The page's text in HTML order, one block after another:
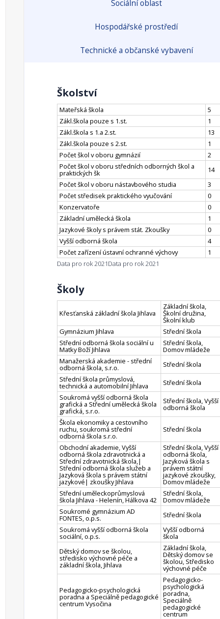
Sociální oblast
Hospodářské prostředí
Technické a občanské vybavení
Školství
Mateřská škola
5
Zákl.škola pouze s 1.st.
1
Zákl.škola s 1.a 2.st.
13
Zákl.škola pouze s 2.st.
1
Počet škol v oboru gymnázií
2
Počet škol v oboru středních odborných škol a
praktických šk
14
Počet škol v oboru nástavbového studia
3
Počet středisek praktického vyučování
0
Konzervatoře
0
Základní umělecká škola
1
Jazykové školy s právem stát. Zkoušky
0
Vyšší odborná škola
4
Počet zařízení ústavní ochranné výchovy
1
Data pro rok 2021Data pro rok 2021
Školy
Křesťanská základní škola Jihlava
Základní škola,
Školní družina,
Školní klub
Gymnázium Jihlava
Střední škola
Střední odborná škola sociální u
Matky Boží Jihlava
Střední škola,
Domov mládeže
Manažerská akademie - střední
odborná škola, s.r.o.
Střední škola
Střední škola průmyslová,
technická a automobilní Jihlava
Střední škola
Soukromá vyšší odborná škola
grafická a Střední umělecká škola
grafická, s.r.o.
Střední škola, Vyšší
odborná škola
Škola ekonomiky a cestovního
ruchu, soukromá střední
odborná škola s.r.o.
Střední škola
Obchodní akademie, Vyšší
odborná škola zdravotnická a
Střední zdravotnická škola,|
Střední odborná škola služeb a
Jazyková škola s právem státní
jazykové| zkoušky Jihlava
Střední škola, Vyšší
odborná škola,
Jazyková škola s
právem státní
jazykové zkoušky,
Domov mládeže
Střední uměleckoprůmyslová
škola Jihlava - Helenín, Hálkova 42
Střední škola,
Domov mládeže
Soukromé gymnázium AD
FONTES, o.p.s.
Střední škola
Soukromá vyšší odborná škola
sociální, o.p.s.
Vyšší odborná
škola
Dětský domov se školou,
středisko výchovné péče a
základní škola, Jihlava
Základní škola,
Dětský domov se
školou, Středisko
výchovné péče
Pedagogicko-psychologická
poradna a Speciálně pedagogické
centrum Vysočina
Pedagogicko-
psychologická
poradna,
Speciálně
pedagogické
centrum